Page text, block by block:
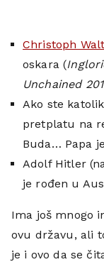
Christoph
oskara (
Unchained
Ako ste
pretplatu na
Buda… Papa
Adolf Hitler
je rođen u
Ima još mnogo
ovu državu, ali
je i ovo da se